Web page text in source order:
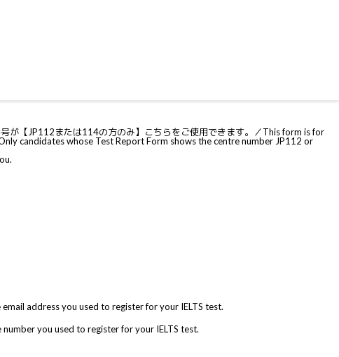
が【JP112または114の方のみ】こちらをご使用できます。／This form is for
candidates whose Test Report Form shows the centre number JP112 or
address you used to register for your IELTS test.
you used to register for your IELTS test.